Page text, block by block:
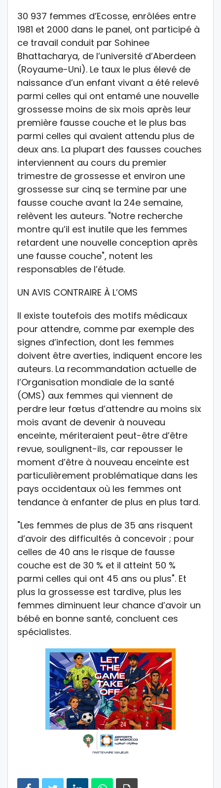
30 937 femmes d’Ecosse, enrôlées entre
1981 et 2000 dans le panel, ont participé à
ce travail conduit par Sohinee
Bhattacharya, de l’université d’Aberdeen
(Royaume-Uni). Le taux le plus élevé de
naissance d’un enfant vivant a été relevé
parmi celles qui ont entamé une nouvelle
grossesse moins de six mois après leur
première fausse couche et le plus bas
parmi celles qui avaient attendu plus de
deux ans. La plupart des fausses couches
interviennent au cours du premier
trimestre de grossesse et environ une
grossesse sur cinq se termine par une
fausse couche avant la 24e semaine,
relèvent les auteurs. "Notre recherche
montre qu’il est inutile que les femmes
retardent une nouvelle conception après
une fausse couche", notent les
responsables de l’étude.
UN AVIS CONTRAIRE À L’OMS
Il existe toutefois des motifs médicaux
pour attendre, comme par exemple des
signes d’infection, dont les femmes
doivent être averties, indiquent encore les
auteurs. La recommandation actuelle de
l’Organisation mondiale de la santé
(OMS) aux femmes qui viennent de
perdre leur fœtus d’attendre au moins six
mois avant de devenir à nouveau
enceinte, mériteraient peut-être d’être
revue, soulignent-ils, car repousser le
moment d’être à nouveau enceinte est
particulièrement problématique dans les
pays occidentaux où les femmes ont
tendance à enfanter de plus en plus tard.
"Les femmes de plus de 35 ans risquent
d’avoir des difficultés à concevoir ; pour
celles de 40 ans le risque de fausse
couche est de 30 % et il atteint 50 %
parmi celles qui ont 45 ans ou plus". Et
plus la grossesse est tardive, plus les
femmes diminuent leur chance d’avoir un
bébé en bonne santé, concluent ces
spécialistes.